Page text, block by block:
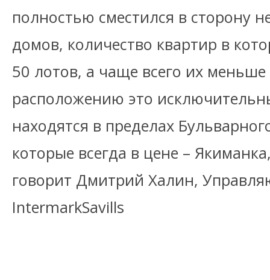
полностью сместился в сторону
домов, количество квартир в
50 лотов, а чаще всего их
расположению это
находятся в пределах
которые всегда в цене –
говорит Дмитрий Халин,
IntermarkSavills